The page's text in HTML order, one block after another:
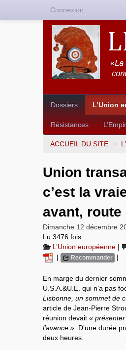
Dossiers L’Union
Résistances
ACCUEIL DU SITE >
Union
c’est la
avant, route
Dimanche 12 décembre
Lu 3476 fois
L’Union européenne |
|
Recommander |
En marge du dernier
U.S.A.&U.E. qui n’a pas
Lisbonne, un sommet de
article de Jean-Pierre
réunion devait «
l’avance ». D’une durée
deux heures.
Connexion